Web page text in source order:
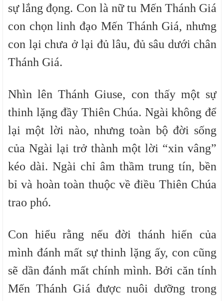
sự lắng đọng. Con là nữ tu Mến Thánh Giá
con chọn linh đạo Mến Thánh Giá, nhưng
con lại chưa ở lại đủ lâu, đủ sâu dưới chân
Thánh Giá.
Nhìn lên Thánh Giuse, con thấy một sự
thinh lặng đầy Thiên Chúa. Ngài không để
lại một lời nào, nhưng toàn bộ đời sống
của Ngài lại trở thành một lời “xin vâng”
kéo dài. Ngài chỉ âm thầm trung tín, bền
bỉ và hoàn toàn thuộc về điều Thiên Chúa
trao phó.
Con hiểu rằng nếu đời thánh hiến của
mình đánh mất sự thinh lặng ấy, con cũng
sẽ dần đánh mất chính mình. Bởi căn tính
Mến Thánh Giá được nuôi dưỡng trong